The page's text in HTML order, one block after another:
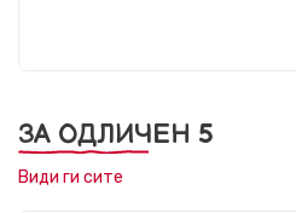
ЗА ОДЛИЧЕН 5
Види ги сите